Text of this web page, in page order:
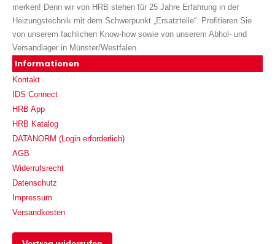
merken! Denn wir von HRB stehen für 25 Jahre Erfahrung in der
Heizungstechnik mit dem Schwerpunkt „Ersatzteile“. Profitieren Sie
von unserem fachlichen Know-how sowie von unserem Abhol- und
Versandlager in Münster/Westfalen.
Informationen
Kontakt
IDS Connect
HRB App
HRB Katalog
DATANORM (Login erforderlich)
AGB
Widerrufsrecht
Datenschutz
Impressum
Versandkosten